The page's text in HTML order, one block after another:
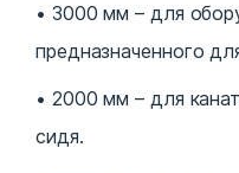
3000 мм – для
предназначенного
2000 мм – для
сидя.